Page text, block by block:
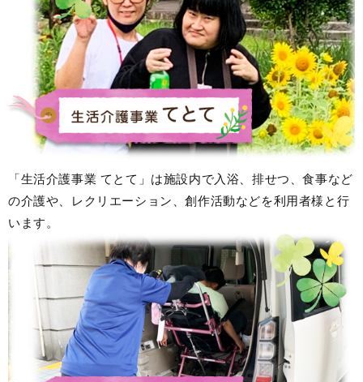
「生活介護事業 てとて」は施設内で入浴、排せつ、食事など
の介護や、レクリエーション、創作活動などを利用者様と行
います。